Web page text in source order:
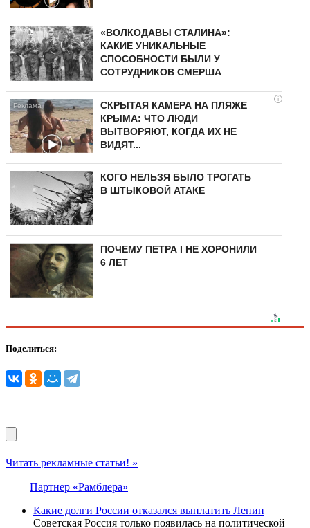
«ВОЛКОДАВЫ СТАЛИНА»:
КАКИЕ УНИКАЛЬНЫЕ
СПОСОБНОСТИ БЫЛИ У
СОТРУДНИКОВ СМЕРША
i
СКРЫТАЯ КАМЕРА НА ПЛЯЖЕ
КРЫМА: ЧТО ЛЮДИ
ВЫТВОРЯЮТ, КОГДА ИХ НЕ
ВИДЯТ...
КОГО НЕЛЬЗЯ БЫЛО ТРОГАТЬ
В ШТЫКОВОЙ АТАКЕ
ПОЧЕМУ ПЕТРА I НЕ ХОРОНИЛИ
6 ЛЕТ
Поделиться:
Читать рекламные статьи! »
Партнер «Рамблера»
Какие долги России отказался выплатить Ленин
Советская Россия только появилась на политической